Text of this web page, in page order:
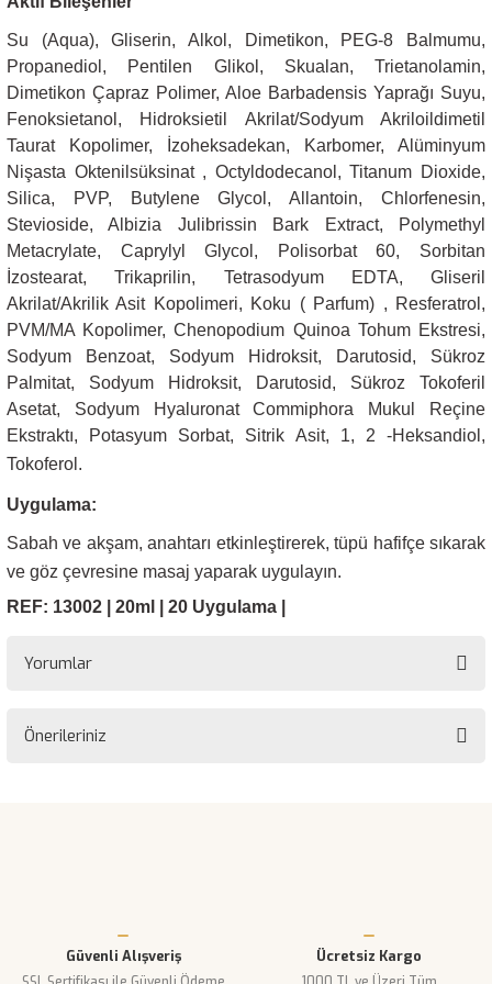
Su (Aqua), Gliserin, Alkol, Dimetikon, PEG-8 Balmumu,
Propanediol, Pentilen Glikol, Skualan, Trietanolamin,
Dimetikon Çapraz Polimer, Aloe Barbadensis Yaprağı Suyu,
Fenoksietanol, Hidroksietil Akrilat/Sodyum Akriloildimetil
Taurat Kopolimer, İzoheksadekan, Karbomer, Alüminyum
Nişasta Oktenilsüksinat , Octyldodecanol, Titanum Dioxide,
Silica, PVP, Butylene Glycol, Allantoin, Chlorfenesin,
Stevioside, Albizia Julibrissin Bark Extract, Polymethyl
Metacrylate, Caprylyl Glycol, Polisorbat 60, Sorbitan
İzostearat, Trikaprilin, Tetrasodyum EDTA, Gliseril
Akrilat/Akrilik Asit Kopolimeri, Koku ( Parfum) , Resferatrol,
PVM/MA Kopolimer, Chenopodium Quinoa Tohum Ekstresi,
Sodyum Benzoat, Sodyum Hidroksit, Darutosid, Sükroz
Palmitat, Sodyum Hidroksit, Darutosid, Sükroz Tokoferil
Asetat, Sodyum Hyaluronat Commiphora Mukul Reçine
Ekstraktı, Potasyum Sorbat, Sitrik Asit, 1, 2 -Heksandiol,
Tokoferol.
Uygulama:
Sabah ve akşam, anahtarı etkinleştirerek, tüpü hafifçe sıkarak
ve göz çevresine masaj yaparak uygulayın.
REF: 13002 | 20ml | 20 Uygulama |
Yorumlar
Önerileriniz
Ürün açıklamasında eksik bilgiler bulunuyor.
Güvenli Alışveriş Ücretsiz Kargo